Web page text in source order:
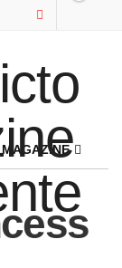
MAGAZINE